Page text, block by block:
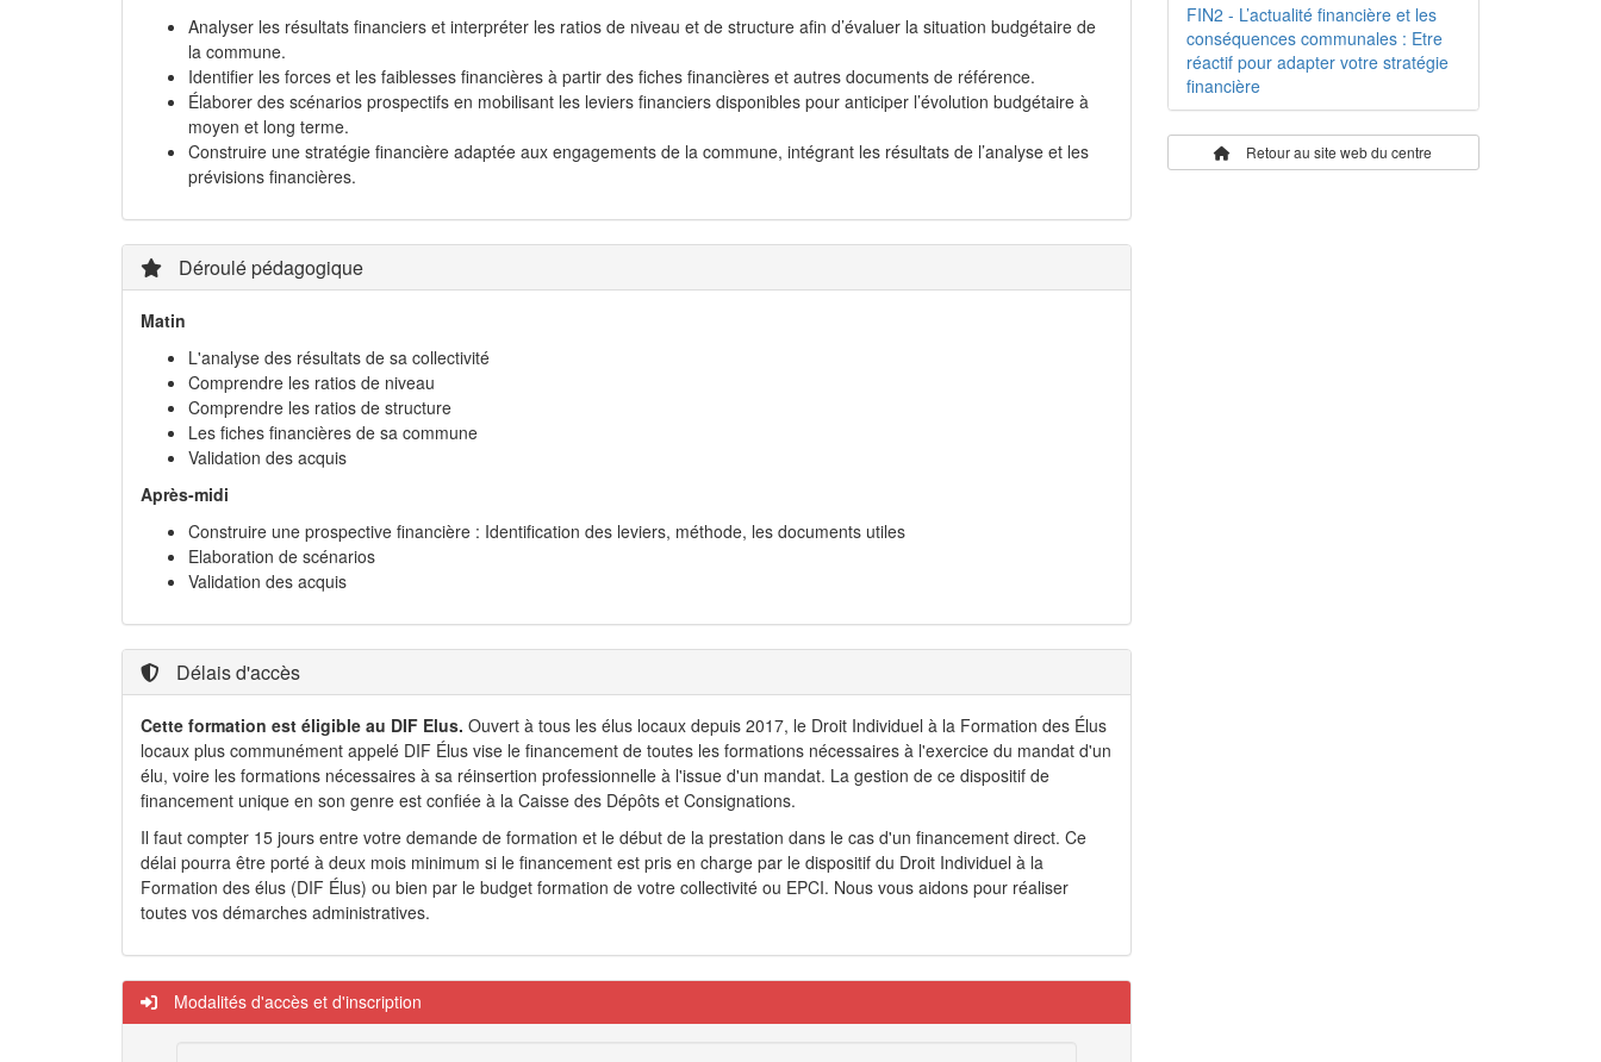
Analyser les résultats financiers et interpréter les ratios de niveau et de structure afin d’évaluer la situation budgétaire de
la commune.
Identifier les forces et les faiblesses financières à partir des fiches financières et autres documents de référence.
Élaborer des scénarios prospectifs en mobilisant les leviers financiers disponibles pour anticiper l’évolution budgétaire à
moyen et long terme.
Construire une stratégie financière adaptée aux engagements de la commune, intégrant les résultats de l’analyse et les
prévisions financières.
Déroulé pédagogique
Matin
L'analyse des résultats de sa collectivité
Comprendre les ratios de niveau
Comprendre les ratios de structure
Les fiches financières de sa commune
Validation des acquis
Après-midi
Construire une prospective financière : Identification des leviers, méthode, les documents utiles
Elaboration de scénarios
Validation des acquis
Délais d'accès
Cette formation est éligible au DIF Elus. Ouvert à tous les élus locaux depuis 2017, le Droit Individuel à la Formation des Élus
locaux plus communément appelé DIF Élus vise le financement de toutes les formations nécessaires à l'exercice du mandat d'un
élu, voire les formations nécessaires à sa réinsertion professionnelle à l'issue d'un mandat. La gestion de ce dispositif de
financement unique en son genre est confiée à la Caisse des Dépôts et Consignations.
Il faut compter 15 jours entre votre demande de formation et le début de la prestation dans le cas d'un financement direct. Ce
délai pourra être porté à deux mois minimum si le financement est pris en charge par le dispositif du Droit Individuel à la
Formation des élus (DIF Élus) ou bien par le budget formation de votre collectivité ou EPCI. Nous vous aidons pour réaliser
toutes vos démarches administratives.
Modalités d'accès et d'inscription
FIN2 - L’actualité financière et les
conséquences communales : Etre
réactif pour adapter votre stratégie
financière
Retour au site web du centre